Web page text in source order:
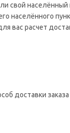
свой населённый
населённого
вас расчет
доставки заказа